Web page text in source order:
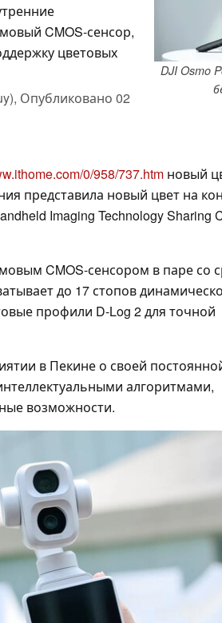
DJI Osmo
CMOS-сенсор,
цветовых
Опубликовано 02
0/958/737.htm новый
представила новый цвет на
Imaging Technology Sharing
CMOS-сенсором в паре со
до 17 стопов
профили D-Log 2 для точной
в Пекине о своей
алгоритмами,
возможности.